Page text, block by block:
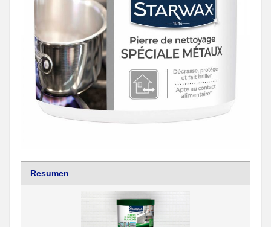
Resumen